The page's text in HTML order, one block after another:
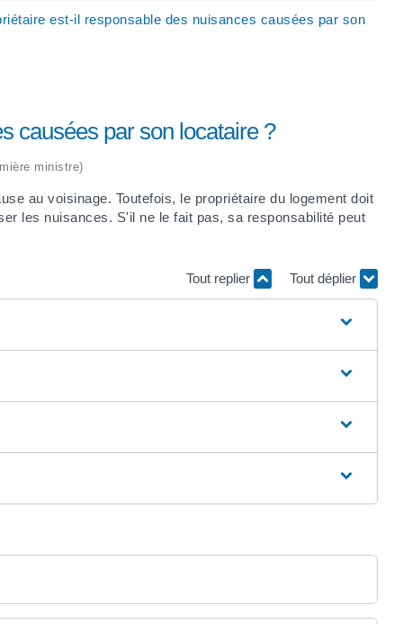
est-il responsable des nuisances causées par son
causées par son locataire ?
ministre)
au voisinage. Toutefois, le propriétaire du logement doit
les nuisances. S'il ne le fait pas, sa responsabilité peut
Tout replier Tout déplier